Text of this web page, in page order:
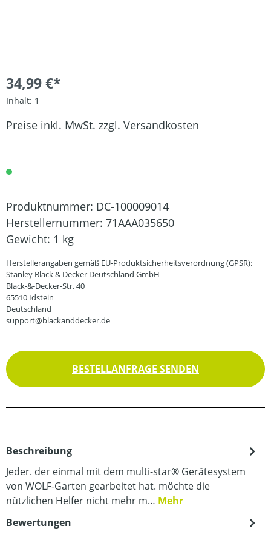
34,99 €*
Inhalt: 1
Preise inkl. MwSt. zzgl. Versandkosten
Produktnummer: DC-100009014
Herstellernummer: 71AAA035650
Gewicht: 1 kg
Herstellerangaben gemäß EU-Produktsicherheitsverordnung (GPSR):
Stanley Black & Decker Deutschland GmbH
Black-&-Decker-Str. 40
65510 Idstein
Deutschland
support@blackanddecker.de
BESTELLANFRAGE SENDEN
Beschreibung
Jeder. der einmal mit dem multi-star® Gerätesystem
von WOLF-Garten gearbeitet hat. möchte die
nützlichen Helfer nicht mehr m… Mehr
Bewertungen